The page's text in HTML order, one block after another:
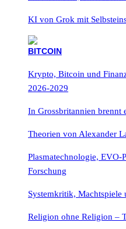
KI von Grok mit
Krypto, Bitcoin und
2026-2029
In Grossbritannien brennt
Theorien von Alexander
Plasmatechnologie,
Forschung
Systemkritik, Machtspiele
Religion ohne Religion –